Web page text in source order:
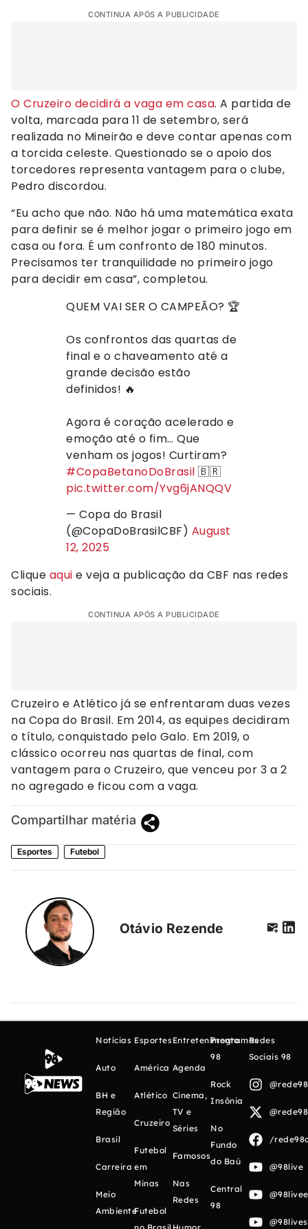
CONTINUA APÓS A PUBLICIDADE
O Cruzeiro decidirá a vaga em casa. A partida de
volta, marcada para 11 de setembro, será
realizada no Mineirão e deve contar apenas com
a torcida celeste. Questionado se o apoio dos
torcedores representa vantagem para o clube,
Pedro discordou.
“Eu acho que não. Não há uma matemática exata
para definir se é melhor jogar o primeiro jogo em
casa ou fora. É um confronto de 180 minutos.
Precisamos ter tranquilidade no primeiro jogo
para decidir em casa”, completou.
QUEM VAI SER O CAMPEÃO? 🏆
Os confrontos das quartas de
final e o chaveamento até a
grande decisão estão
definidos! 🔥
Agora é coração acelerado e
emoção até o fim… Que
venham os jogos! Curtiram?
#CopaBetanoDoBrasil 🇧🇷
pic.twitter.com/Yvg6jANQQV
— Copa do Brasil
(@CopaDoBrasilCBF) August
12, 2025
Clique aqui e veja a publicação da CBF nas redes
sociais.
CONTINUA APÓS A PUBLICIDADE
Cruzeiro e Atlético já se enfrentaram duas vezes
na Copa do Brasil. Em 2014, as equipes decidiram
o título, conquistado pelo Galo. Em 2019, o
clássico ocorreu nas quartas de final, com
vantagem para o Cruzeiro, que venceu por 3 a 2
no agregado e ficou com a vaga.
Compartilhar matéria
Esportes Futebol
Otávio Rezende
Notícias
Auto
BH e
Região
Brasil
Carreira
Meio
Ambiente
Esportes
América
Atlético
Cruzeiro
Futebol
em
Minas
Futebol
Entretenimento
Agenda
Cinema,
TV e
Séries
Famosos
Nas
Redes
Programas
98
Rock
Insônia
No
Fundo
do Baú
Central
98
Redes
Sociais 98
/
@98live